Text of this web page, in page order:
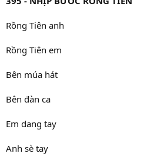
Rồng Tiên anh
Rồng Tiên em
Bên múa hát
Bên đàn ca
Em dang tay
Anh sè tay